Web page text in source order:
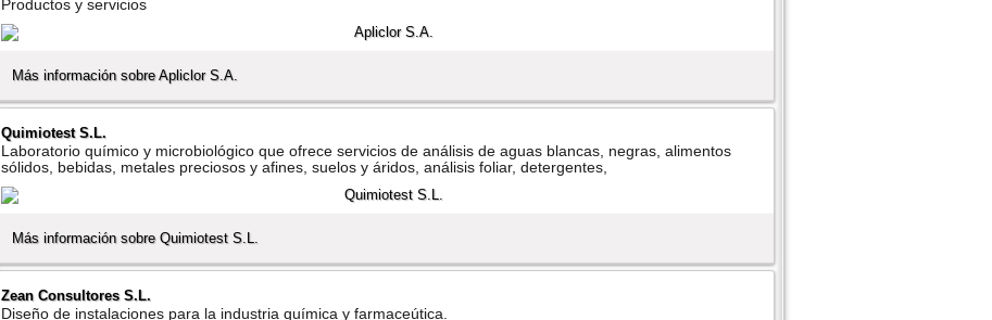
Productos y servicios
Más información sobre Apliclor S.A.
Quimiotest S.L.
Laboratorio quí­mico y microbiológico que ofrece servicios de análisis de aguas blancas, negras, alimentos
sólidos, bebidas, metales preciosos y afines, suelos y áridos, análisis foliar, detergentes,
Más información sobre Quimiotest S.L.
Zean Consultores S.L.
Diseño de instalaciones para la industria quí­mica y farmaceútica.